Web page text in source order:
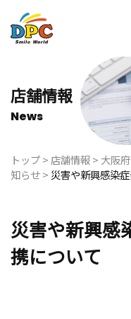
店舗情報
News
トップ> 店舗情報> 大阪府
知らせ> 災害や新興感染
災害や新興感
携について